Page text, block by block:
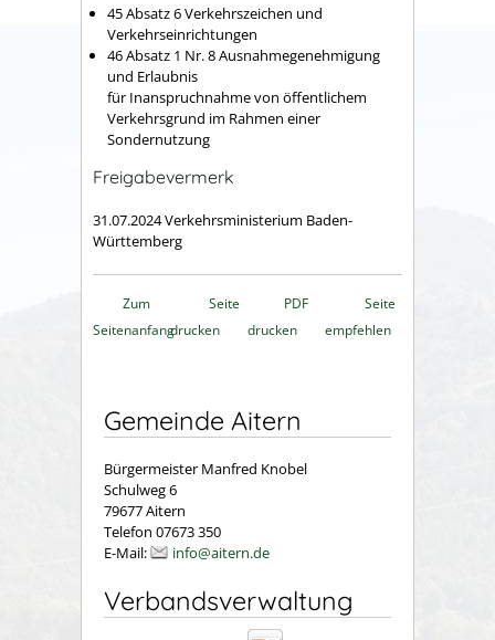
45 Absatz 6 Verkehrszeichen und
Verkehrseinrichtungen
46 Absatz 1 Nr. 8 Ausnahmegenehmigung
und Erlaubnis
für Inanspruchnahme von öffentlichem
Verkehrsgrund im Rahmen einer
Sondernutzung
Freigabevermerk
31.07.2024 Verkehrsministerium Baden-
Württemberg
Zum
Seitenanfang
Seite
drucken
PDF
drucken
Seite
empfehlen
Gemeinde Aitern
Bürgermeister Manfred Knobel
Schulweg 6
79677 Aitern
Telefon 07673 350
E-Mail:
info@aitern.de
Verbandsverwaltung